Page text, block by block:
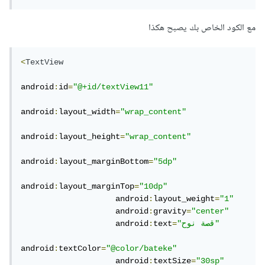
مع الكود الخاص بك يصبح هكذا
<TextView
android:id="@+id/textView11"
android:layout_width="wrap_content"
android:layout_height="wrap_content"
android:layout_marginBottom="5dp"
android:layout_marginTop="10dp"
                    android
:layout_weight="1"
                    android
:gravity="center"
                    android
:text= "قصة نوح"
android:textColor="@color/bateke"
                    android
:textSize="30sp"